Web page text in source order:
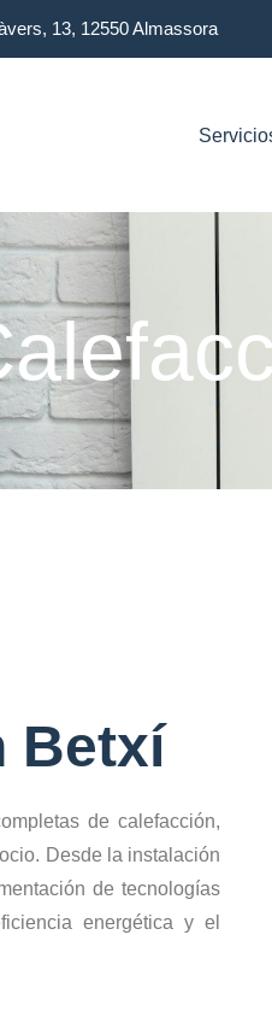
13, 12550 Almassora
Betxí
de calefacción,
Desde la instalación
de tecnologías
energética y el